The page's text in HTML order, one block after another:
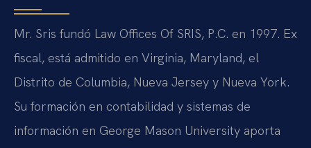
Mr. Sris fundó Law Offices Of SRIS, P.C. en 1997. Ex
fiscal, está admitido en Virginia, Maryland, el
Distrito de Columbia, Nueva Jersey y Nueva York.
Su formación en contabilidad y sistemas de
información en George Mason University aporta